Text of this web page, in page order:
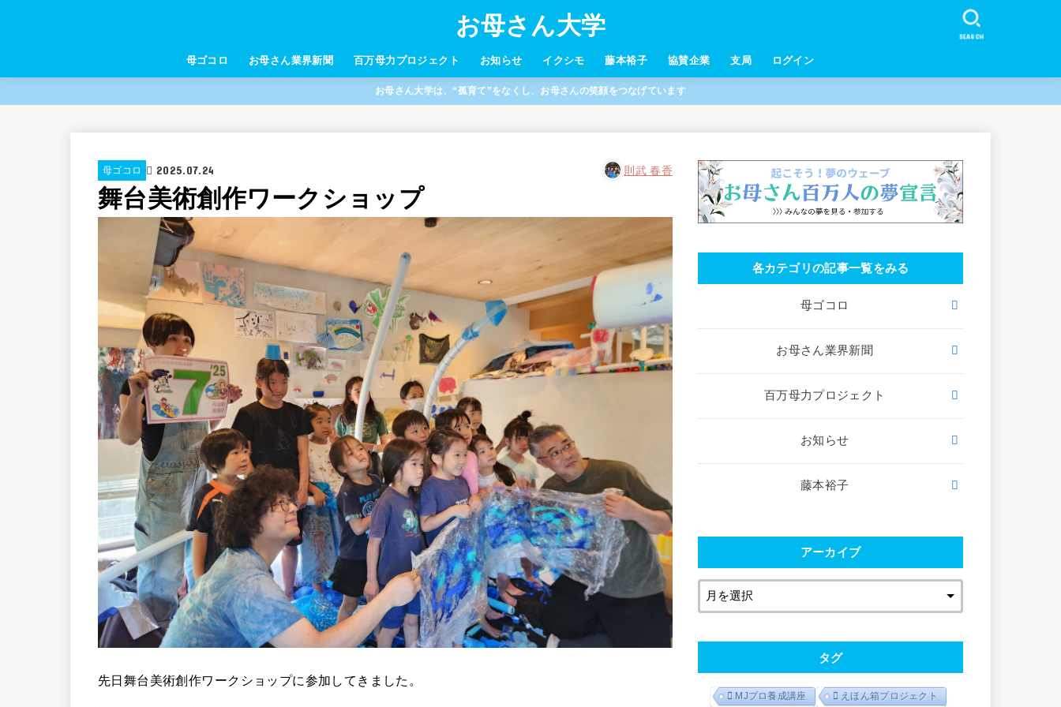
お母さん大学
母ゴコロ お母さん業界新聞 百万母力プロジェクト お知らせ イクシモ 藤本裕子 協賛企業 支局 ログイン
SEARCH
お母さん大学は、“孤育て”をなくし、お母さんの笑顔をつなげています
母ゴコロ 2025.07.24 則武 春香
舞台美術創作ワークショップ
先日舞台美術創作ワークショップに参加してきました。
各カテゴリの記事一覧をみる
母ゴコロ
お母さん業界新聞
百万母力プロジェクト
お知らせ
藤本裕子
アーカイブ
タグ
MJプロ養成講座 えほん箱プロジェクト